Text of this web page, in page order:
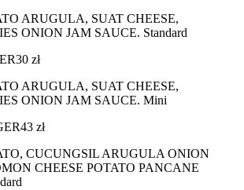
ARUGULA, SUAT CHEESE,
ONION JAM SAUCE. Standard
30 zł
ARUGULA, SUAT CHEESE,
ONION JAM SAUCE. Mini
43 zł
CUCUNGSIL ARUGULA ONION
CHEESE POTATO PANCANE